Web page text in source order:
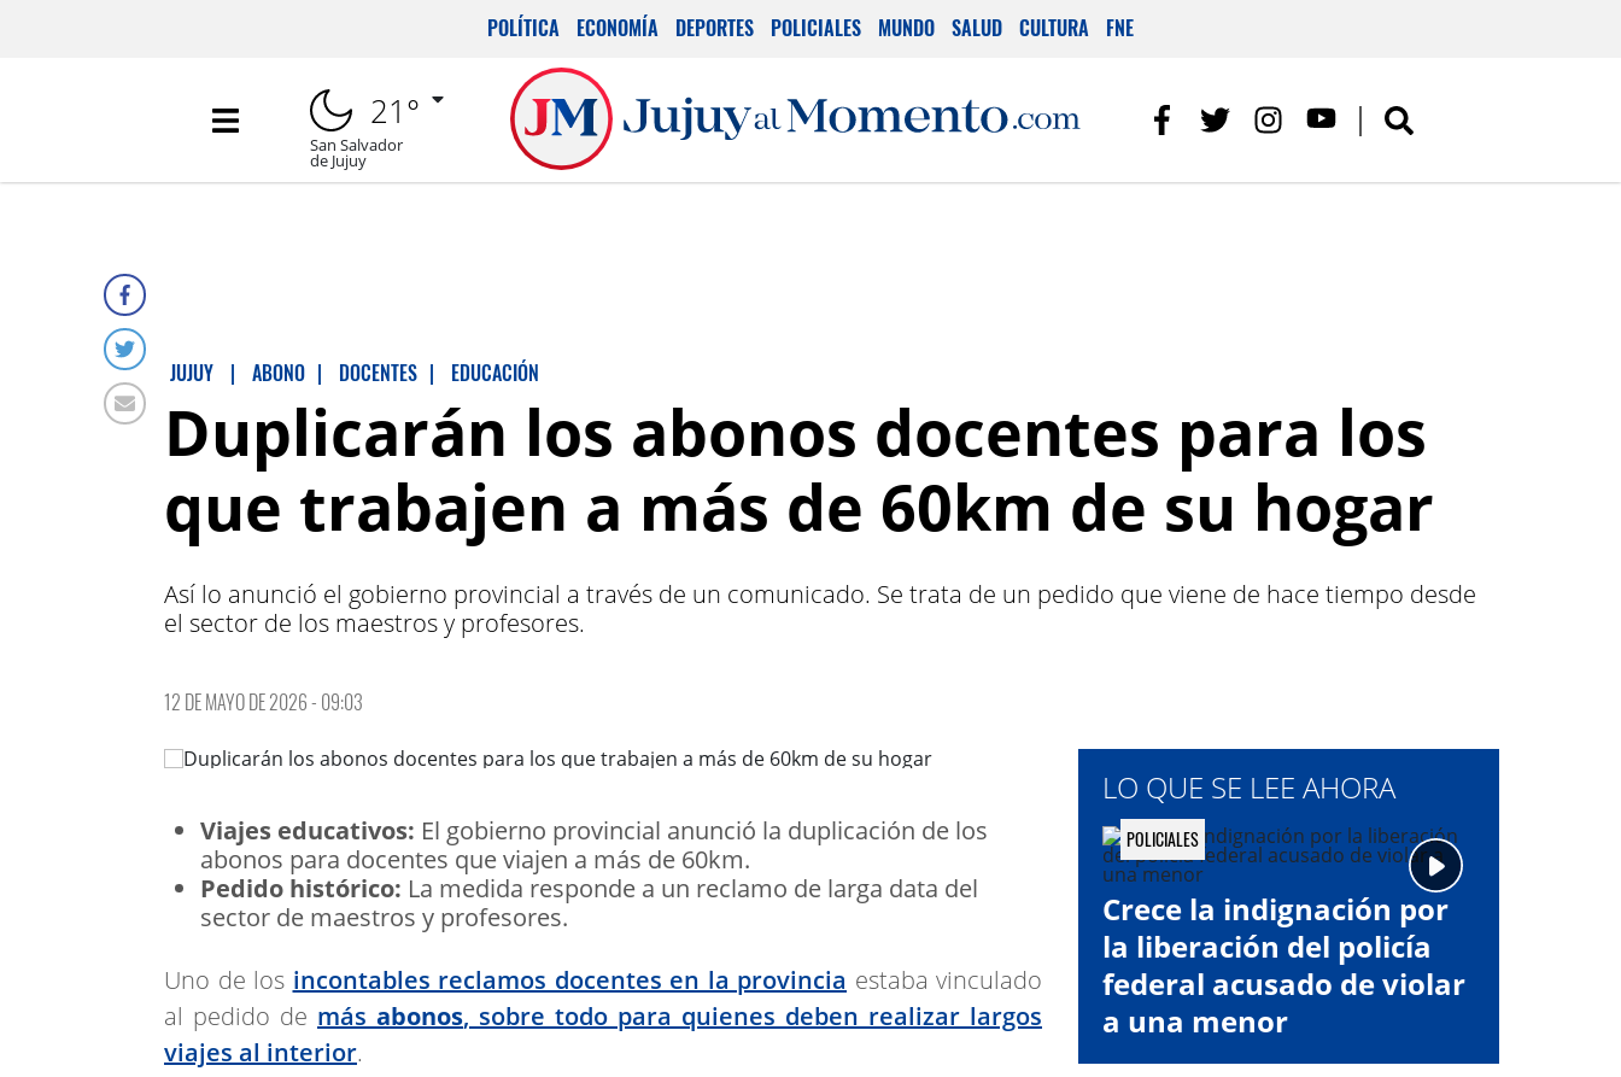
POLÍTICA ECONOMÍA DEPORTES POLICIALES MUNDO SALUD CULTURA FNE
21°
San Salvador
de Jujuy
JUJUY | ABONO | DOCENTES | EDUCACIÓN
Duplicarán los abonos docentes para los
que trabajen a más de 60km de su hogar
Así lo anunció el gobierno provincial a través de un comunicado. Se trata de un pedido que viene de hace tiempo desde
el sector de los maestros y profesores.
12 DE MAYO DE 2026 - 09:03
Viajes educativos: El gobierno provincial anunció la duplicación de los
abonos para docentes que viajen a más de 60km.
Pedido histórico: La medida responde a un reclamo de larga data del
sector de maestros y profesores.
Uno de los incontables reclamos docentes en la provincia estaba vinculado
al pedido de más abonos, sobre todo para quienes deben realizar largos
viajes al interior.
LO QUE SE LEE AHORA
POLICIALES
Crece la indignación por
la liberación del policía
federal acusado de violar
a una menor